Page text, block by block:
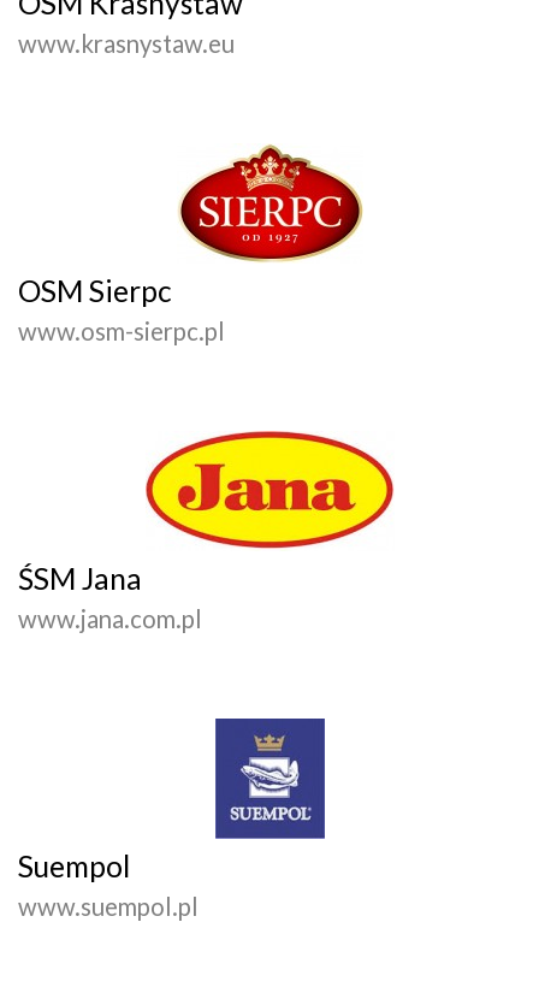
www.krasnystaw.eu
OSM Sierpc
www.osm-sierpc.pl
ŚSM Jana
www.jana.com.pl
Suempol
www.suempol.pl